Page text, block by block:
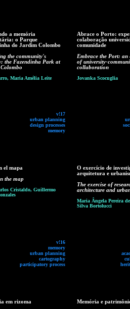
a memória
o Parque
do Jardim Colombo
the community's
the Fazendinha Park at
Maria Amélia Leite
v!17
urban planning
design processes
memory
Abrace o Porto:
colaboração
comunidade
Embrace the Port: an
of university-
collaboration
Jovanka Scocuglia
el mapa
the map
Cristaldo, Guillermo
v!16
memory
urban planning
cartography
participatory process
O exercício de
arquitetura e
The exercise of
architecture and
Maria Ângela Pereira
Silva Bortolucci
em rizoma
Memória e